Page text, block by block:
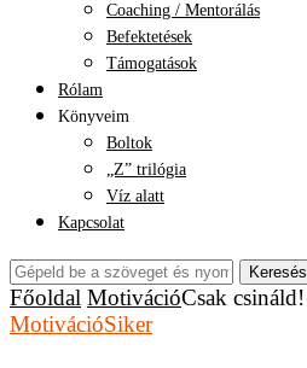
Coaching / Mentorálás
Befektetések
Támogatások
Rólam
Könyveim
Boltok
„Z” trilógia
Víz alatt
Kapcsolat
Keresés
Főoldal MotivációCsak csináld!
MotivációSiker